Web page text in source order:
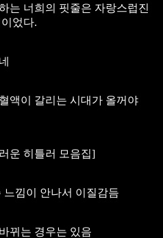
는 너희의 핏줄은 자랑스럽진
었다.
액이 갈리는 시대가 올꺼야
운 히틀러 모음집]
낌이 안나서 이질감듬
뀌는 경우는 있음